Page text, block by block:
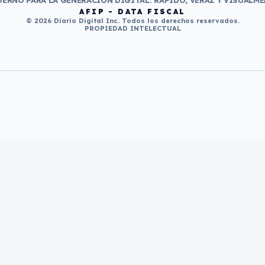
AFIP - DATA FISCAL
© 2026 Diario Digital Inc. Todos los derechos reservados.
PROPIEDAD INTELECTUAL